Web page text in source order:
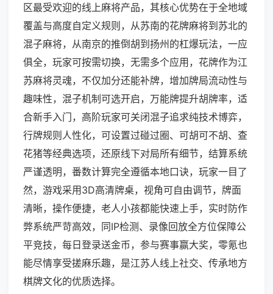
区最受欢迎的线上麻将产品，其核心优势在于全地域
覆盖与高度自定义规则，从苏南的花牌麻将到苏北的
混子麻将，从南京的推倒胡到扬州的杠爆玩法，一应
俱全，玩家可按需切换，无需多个应用，花牌作为江
苏麻将灵魂，不仅加分还能补牌，增加牌局流动性与
趣味性，混子机制可选开启，万能牌提升胡牌率，适
合新手入门，高阶玩家可关闭混子追求纯技术博弈，
行牌规则人性化，可设置过碰过圈、可胡可不胡、查
花猪等经典选项，还原线下对局所有细节，结算系统
严谨透明，番数计算完全遵循本地口诀，玩家一目了
然，游戏采用3D高清牌桌，视角可自由调节，牌面
清晰，操作便捷，老人小孩都能快速上手，实时防作
弊系统严苛高效，同IP检测、录像回放全方位保障公
平竞技，每日登录送金币，参与赛事赢大奖，零氪也
能尽情享受搓麻乐趣，是江苏人线上社交、传承地方
棋牌文化的优质选择。